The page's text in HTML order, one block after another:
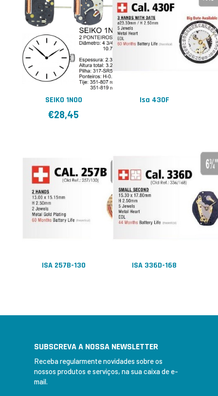
SEIKO 1N00
€28,45
Isa 430F
ISA 257B-130 ISA 336D-168
SUBSCREVA A NOSSA NEWSLETTER
Receba regularmente novidades sobre os
nossos produtos e serviços, na sua caixa de e-
mail.